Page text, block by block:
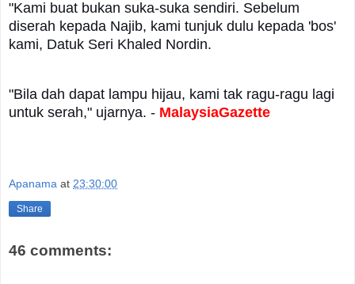
"Kami buat bukan suka-suka sendiri. Sebelum
diserah kepada Najib, kami tunjuk dulu kepada 'bos'
kami, Datuk Seri Khaled Nordin.
"Bila dah dapat lampu hijau, kami tak ragu-ragu lagi
untuk serah," ujarnya. - MalaysiaGazette
Apanama at 23:30:00
Share
46 comments: